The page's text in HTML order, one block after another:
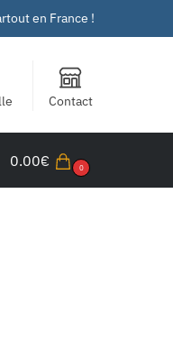
en France !
Contact
0.00€ 0